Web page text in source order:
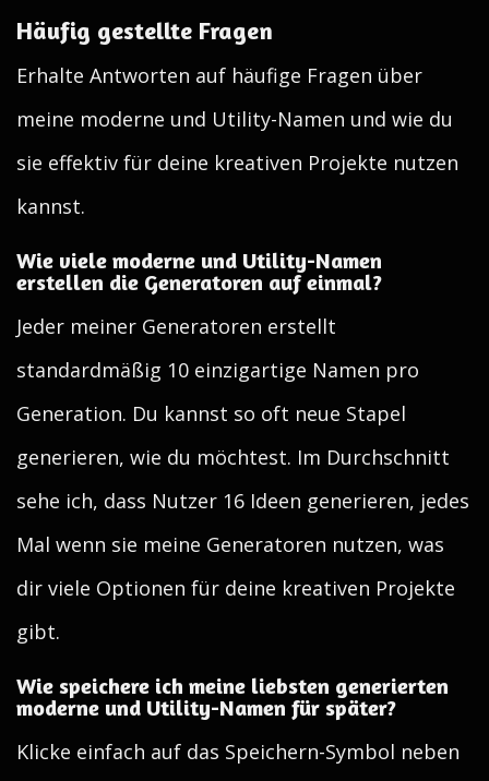
Häufig gestellte Fragen
Erhalte Antworten auf häufige Fragen über
meine moderne und Utility-Namen und wie du
sie effektiv für deine kreativen Projekte nutzen
kannst.
Wie viele moderne und Utility-Namen
erstellen die Generatoren auf einmal?
Jeder meiner Generatoren erstellt
standardmäßig 10 einzigartige Namen pro
Generation. Du kannst so oft neue Stapel
generieren, wie du möchtest. Im Durchschnitt
sehe ich, dass Nutzer 16 Ideen generieren, jedes
Mal wenn sie meine Generatoren nutzen, was
dir viele Optionen für deine kreativen Projekte
gibt.
Wie speichere ich meine liebsten generierten
moderne und Utility-Namen für später?
Klicke einfach auf das Speichern-Symbol neben